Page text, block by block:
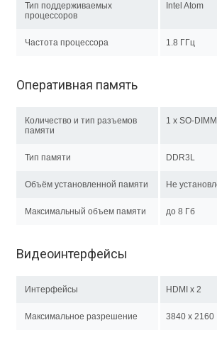
Тип поддерживаемых
процессоров
Intel Atom
Частота процессора 1.8 ГГц
Оперативная память
Количество и тип разъемов
памяти
1 x SO-
Тип памяти DDR3L
Объём установленной памяти Не
Максимальный объем памяти до 8 Гб
Видеоинтерфейсы
Интерфейсы HDMI x 2
Максимальное разрешение 3840 x 2160